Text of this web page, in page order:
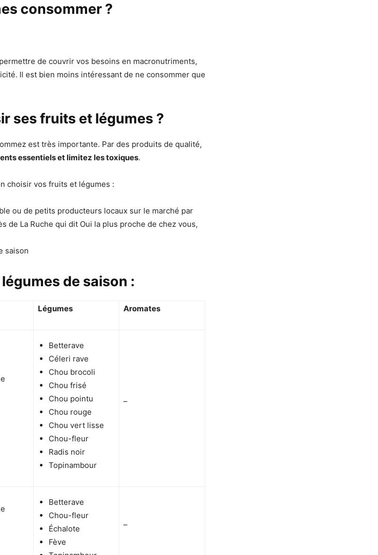
consommer ?
de couvrir vos besoins en macronutriments,
Il est bien moins intéressant de ne consommer que
ses fruits et légumes ?
est très importante. Par des produits de qualité,
essentiels et limitez les toxiques.
choisir vos fruits et légumes :
ou de petits producteurs locaux sur le marché par
de La Ruche qui dit Oui la plus proche de chez vous,
saison
de saison :
Légumes Aromates
Betterave
Céleri rave
Chou brocoli
Chou frisé
Chou pointu
Chou rouge
Chou vert lisse
Chou-fleur
Radis noir
Topinambour
–
Betterave
Chou-fleur
Échalote
Fève
–